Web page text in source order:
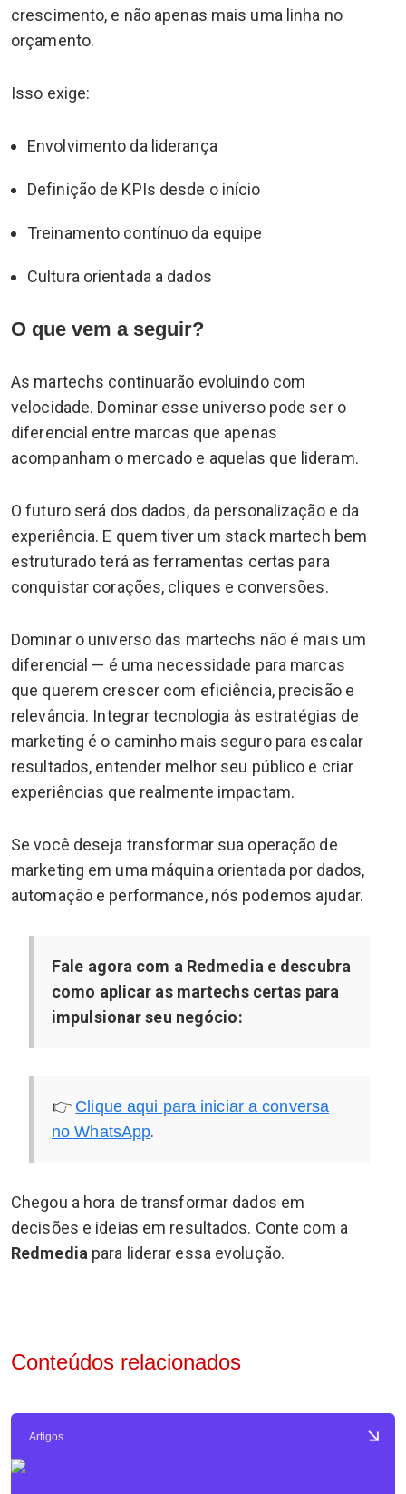
crescimento, e não apenas mais uma linha no
orçamento.
Isso exige:
Envolvimento da liderança
Definição de KPIs desde o início
Treinamento contínuo da equipe
Cultura orientada a dados
O que vem a seguir?
As martechs continuarão evoluindo com
velocidade. Dominar esse universo pode ser o
diferencial entre marcas que apenas
acompanham o mercado e aquelas que lideram.
O futuro será dos dados, da personalização e da
experiência. E quem tiver um stack martech bem
estruturado terá as ferramentas certas para
conquistar corações, cliques e conversões.
Dominar o universo das martechs não é mais um
diferencial — é uma necessidade para marcas
que querem crescer com eficiência, precisão e
relevância. Integrar tecnologia às estratégias de
marketing é o caminho mais seguro para escalar
resultados, entender melhor seu público e criar
experiências que realmente impactam.
Se você deseja transformar sua operação de
marketing em uma máquina orientada por dados,
automação e performance, nós podemos ajudar.
Fale agora com a Redmedia e descubra
como aplicar as martechs certas para
impulsionar seu negócio:
👉 Clique aqui para iniciar a conversa
no WhatsApp.
Chegou a hora de transformar dados em
decisões e ideias em resultados. Conte com a
Redmedia para liderar essa evolução.
Conteúdos relacionados
Artigos